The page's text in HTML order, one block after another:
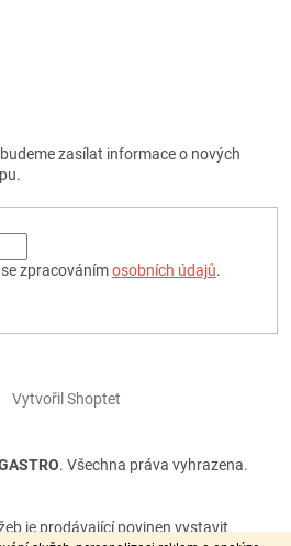
zasílat informace o nových
zpracovánímosobních údajů.
Vytvořil Shoptet
. Všechna práva vyhrazena.
je prodávající povinen vystavit